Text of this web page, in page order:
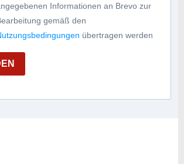
Informationen an Brevo zur
gemäß den
übertragen werden